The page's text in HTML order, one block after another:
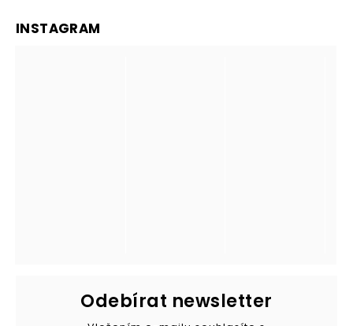
INSTAGRAM
Odebírat newsletter